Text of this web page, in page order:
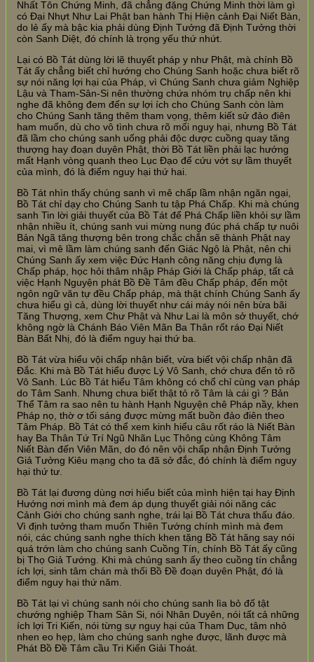
Nhất Tôn Chứng Minh, đã chẳng đặng Chứng Minh thời làm gì
có Đại Nhựt Như Lai Phật ban hành Thị Hiện cảnh Đại Niết Bàn,
do lẻ ấy mà bậc kia phải dùng Định Tưởng đã Định Tưởng thời
còn Sanh Diệt, đó chính là trọng yếu thứ nhứt.
Lại có Bồ Tát dùng lời lẽ thuyết pháp y như Phật, mà chính Bồ
Tát ấy chẳng biết chỉ hướng cho Chúng Sanh hoặc chưa biết rõ
sự nói năng lợi hại của Pháp, vì Chúng Sanh chưa giảm Nghiệp
Lậu và Tham-Sân-Si nên thường chứa nhóm trụ chấp nên khi
nghe đã không đem đến sự lợi ích cho Chúng Sanh còn làm
cho Chúng Sanh tăng thêm tham vọng, thêm kiết sử đảo điên
ham muốn, dù cho vô tình chưa rõ mối nguy hại, nhưng Bồ Tát
đã lầm cho chúng sanh uống phải độc dược cuồng quay tăng
thượng hay đoạn duyên Phật, thời Bồ Tát liền phải lạc hướng
mất Hạnh vòng quanh theo Lục Đạo để cứu vớt sự lầm thuyết
của mình, đó là điểm nguy hại thứ hai.
Bồ Tát nhìn thấy chúng sanh vì mê chấp lầm nhận ngăn ngại,
Bồ Tát chỉ dạy cho Chúng Sanh tu tập Phá Chấp. Khi mà chúng
sanh Tin lời giải thuyết của Bồ Tát để Phá Chấp liền khỏi sự lầm
nhận nhiều ít, chúng sanh vui mừng nung đúc phá chấp tự nuôi
Bản Ngã tăng thượng bên trong chắc chắn sẽ thành Phật nay
mai, vì mê lầm làm chúng sanh đến Giác Ngộ là Phật, nên chi
Chúng Sanh ấy xem việc Đức Hạnh công năng chịu đựng là
Chấp pháp, học hỏi thâm nhập Pháp Giới là Chấp pháp, tất cả
việc Hạnh Nguyện phát Bồ Đề Tâm đều Chấp pháp, đến một
ngôn ngữ văn tự đều Chấp pháp, mà thật chính Chúng Sanh ấy
chưa hiểu gì cả, dùng lời thuyết như cái máy nói nên bừa bãi
Tăng Thượng, xem Chư Phật và Như Lai là môn sở thuyết, chớ
không ngờ là Chánh Báo Viên Mãn Ba Thân rốt ráo Đại Niết
Bàn Bất Nhị, đó là điểm nguy hại thứ ba.
Bồ Tát vừa hiểu vội chấp nhận biết, vừa biết vội chấp nhận đã
Đắc. Khi mà Bồ Tát hiểu được Lý Vô Sanh, chớ chưa đến tỏ rõ
Vô Sanh. Lúc Bồ Tát hiểu Tâm không có chổ chỉ cùng vạn pháp
do Tâm Sanh. Nhưng chưa biết thật tỏ rõ Tâm là cái gì ? Bản
Thể Tâm ra sao nên tu hành Hạnh Nguyện chê Pháp nầy, khen
Pháp nọ, thờ ơ tối sáng được mừng mất buồn đảo điên theo
Tâm Pháp. Bồ Tát có thể xem kinh hiểu câu rốt ráo là Niết Bàn
hay Ba Thân Tứ Trí Ngũ Nhãn Lục Thông cùng Không Tâm
Niết Bàn đến Viên Mãn, do đó nên vội chấp nhận Định Tưởng
Giả Tưởng Kiêu mạng cho ta đã sở đắc, đó chính là điểm nguy
hại thứ tư.
Bồ Tát lại đương dùng nơi hiểu biết của mình hiện tại hay Định
Hướng nơi mình mà đem áp dụng thuyết giải nói năng các
Cảnh Giới cho chúng sanh nghe, trái lại Bồ Tát chưa thấu đáo.
Vì định tưởng tham muốn Thiên Tướng chính mình mà đem
nói, các chúng sanh nghe thích khen tặng Bồ Tát hăng say nói
quá trớn làm cho chúng sanh Cuồng Tín, chính Bồ Tát ấy cũng
bị Thọ Giả Tướng. Khi mà chúng sanh ấy theo cuồng tín chẳng
ích lợi, sinh tâm chán mà thối Bồ Đề đoạn duyên Phật, đó là
điểm nguy hại thứ năm.
Bồ Tát lại vì chúng sanh nói cho chúng sanh lìa bỏ đố tật
chướng nghiệp Tham Sân Si, nói Nhân Duyên, nói tất cả những
ích lợi Tri Kiến, nói từng sự nguy hại của Tham Dục, tâm nhỏ
nhen eo hẹp, làm cho chúng sanh nghe được, lãnh được mà
Phát Bồ Đề Tâm cầu Tri Kiến Giải Thoát.